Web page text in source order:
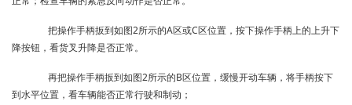
把操作手柄扳到如图2所示的A区或C区位置，按下操作手柄上的上升下
降按钮，看货叉升降是否正常。
再把操作手柄扳到如图2所示的B区位置，缓慢开动车辆，将手柄按下
到水平位置，看车辆能否正常行驶和制动；